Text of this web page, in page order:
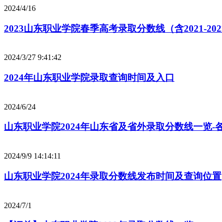
2024/4/16
2023山东职业学院春季高考录取分数线（含2021-
2024/3/27 9:41:42
2024年山东职业学院录取查询时间及入口
2024/6/24
山东职业学院2024年山东省及省外录取分数线一览-
2024/9/9 14:14:11
山东职业学院2024年录取分数线发布时间及查询位置
2024/7/1